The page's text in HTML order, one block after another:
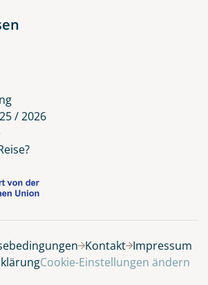
/ 2026
Kontakt Impressum
Cookie-Einstellungen ändern